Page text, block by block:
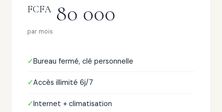
FCFA80 000
par mois
Bureau fermé, clé personnelle
Accès illimité 6j/7
Internet + climatisation